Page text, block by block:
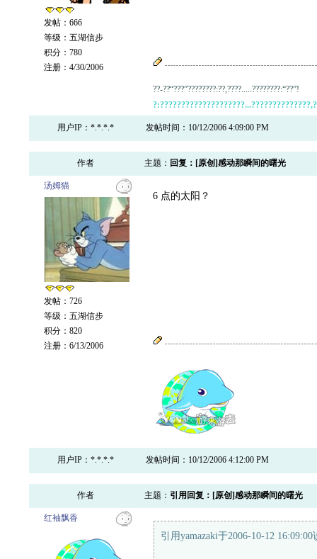
发帖：666
等级：五湖信步
积分：780
注册：4/30/2006
??-??“???”????????:??,????.....????????:“??”!
用户IP：*.*.*.* 发帖时间：10/12/2006 4:09:00 PM
作者 主题： 回复：[原创]感动那瞬间的曙光
汤姆猫
发帖：726
等级：五湖信步
积分：820
注册：6/13/2006
6 点的太阳？
用户IP：*.*.*.* 发帖时间：10/12/2006 4:12:00 PM
作者 主题： 引用回复：[原创]感动那瞬间的曙光
红袖飘香
引用yamazaki于2006-10-12